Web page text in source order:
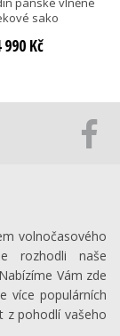
sako
990 Kč
volnočasového
rozhodli naše
Vám zde
více populárních
z pohodlí vašeho